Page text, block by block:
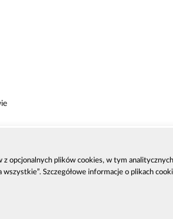
opcjonalnych plików cookies, w tym
Szczegółowe informacje o plikach